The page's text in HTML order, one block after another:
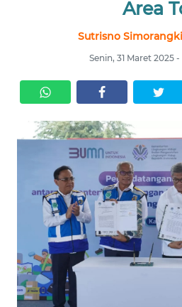
Area
Sutrisno
Senin, 31 Maret 2025
EKUIN
SAINS-TEKNO
KESEHATAN
INTERNASIONAL
SERBA-SERBI
PENDIDIKAN